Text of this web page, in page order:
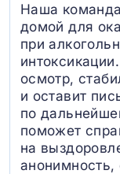
Наша
домой для
при
осмотр,
и оставит
по
поможет
на
анонимность,